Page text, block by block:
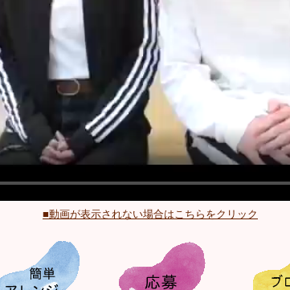
■動画が表示されない場合はこちらをクリック